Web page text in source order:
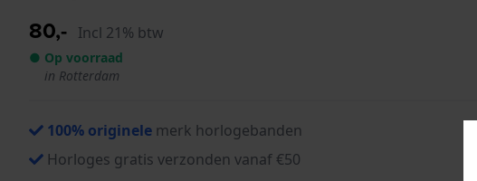
80,- Incl 21% btw
● Op voorraad
in Rotterdam
100% originele merk horlogebanden
Horloges gratis verzonden vanaf €50